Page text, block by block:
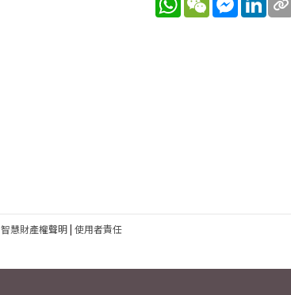
智慧財產權聲明| 使用者責任